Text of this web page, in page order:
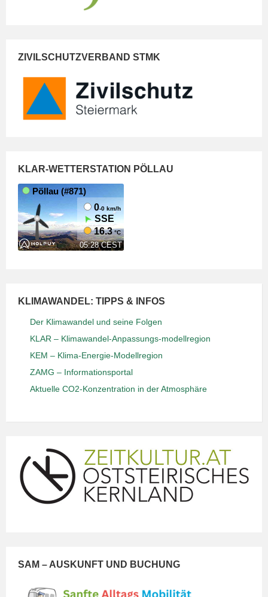
ZIVILSCHUTZVERBAND STMK
KLAR-WETTERSTATION PÖLLAU
KLIMAWANDEL: TIPPS & INFOS
Der Klimawandel und seine Folgen
KLAR – Klimawandel-Anpassungs-modellregion
KEM – Klima-Energie-Modellregion
ZAMG – Informationsportal
Aktuelle CO2-Konzentration in der Atmosphäre
SAM – AUSKUNFT UND BUCHUNG